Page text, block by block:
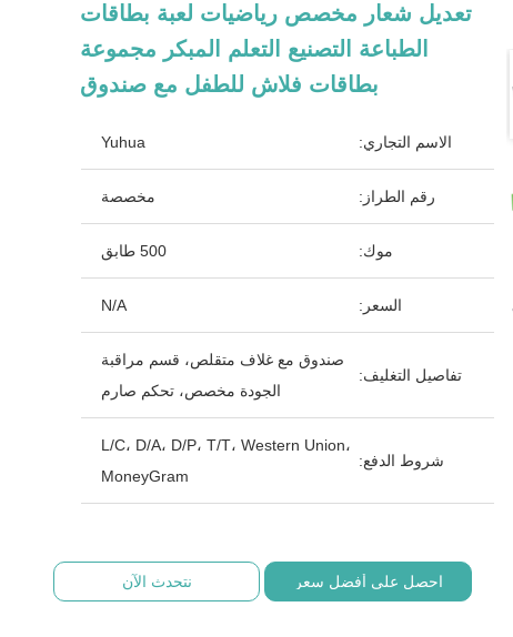
تعديل شعار مخصص رياضيات لعبة بطاقات
الطباعة التصنيع التعلم المبكر مجموعة
بطاقات فلاش للطفل مع صندوق
الاسم التجاري: Yuhua
رقم الطراز: مخصصة
موك: 500 طابق
السعر: N/A
تفاصيل التغليف:
صندوق مع غلاف متقلص، قسم مراقبة
الجودة مخصص، تحكم صارم
شروط الدفع:
L/C، D/A، D/P، T/T، Western Union،
MoneyGram
احصل على أفضل سعر نتحدث الآن